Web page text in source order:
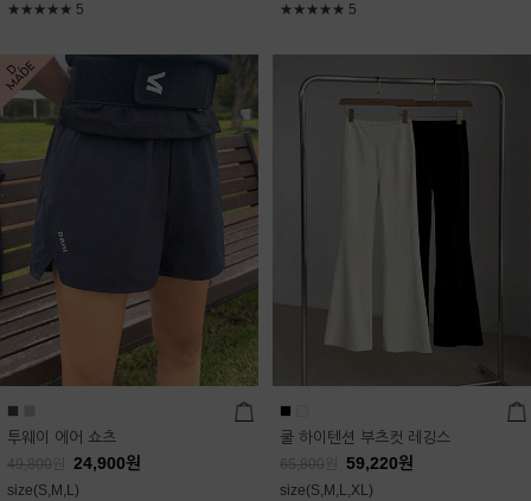
★★★★★ 5 ★★★★★ 5
투웨이 에어 쇼츠
49,800 24,900원
size(S,M,L)
쿨 하이텐션 부츠컷 레깅스
65,800 59,220원
size(S,M,L,XL)